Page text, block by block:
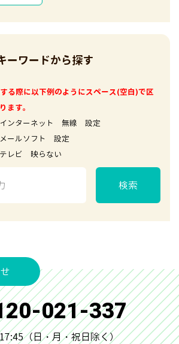
ーワードから探す
る際に以下例のようにスペース(空白)で区
ます。
インターネット 無線 設定
ト 設定
らない
検索
021-337
（日・月・祝日除く）